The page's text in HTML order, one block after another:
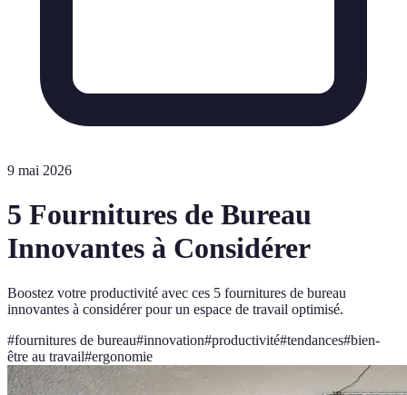
9 mai 2026
5 Fournitures de Bureau
Innovantes à Considérer
Boostez votre productivité avec ces 5 fournitures de bureau
innovantes à considérer pour un espace de travail optimisé.
#fournitures de bureau#innovation#productivité#tendances#bien-
être au travail#ergonomie